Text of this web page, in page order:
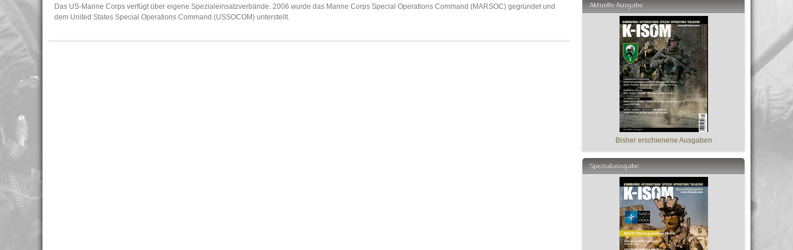
Das US-Marine Corps verfügt über eigene Spezialeinsatzverbände. 2006 wurde das Marine Corps Special Operations Command (MARSOC) gegründet und
dem United States Special Operations Command (USSOCOM) unterstellt.
Aktuelle Ausgabe
Bisher erschienene Ausgaben
Spezialausgabe